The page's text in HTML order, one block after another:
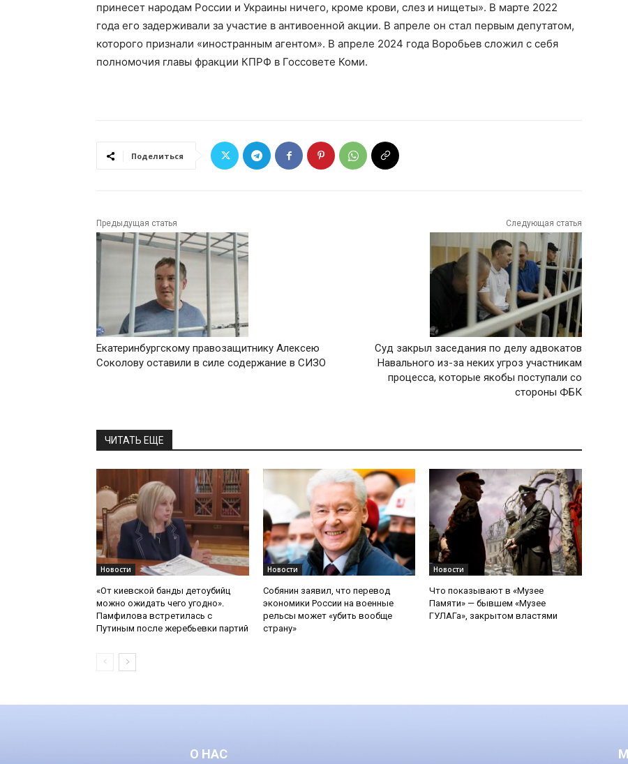
принесет народам России и Украины ничего, кроме крови, слез и нищеты». В марте 2022
года его задерживали за участие в антивоенной акции. В апреле он стал первым депутатом,
которого признали «иностранным агентом». В апреле 2024 года Воробьев сложил с себя
полномочия главы фракции КПРФ в Госсовете Коми.
Поделиться
Предыдущая статья
Екатеринбургскому правозащитнику Алексею
Соколову оставили в силе содержание в СИЗО
Следующая статья
Суд закрыл заседания по делу адвокатов
Навального из-за неких угроз участникам
процесса, которые якобы поступали со
стороны ФБК
ЧИТАТЬ ЕЩЕ
Новости
«От киевской банды детоубийц
можно ожидать чего угодно».
Памфилова встретилась с
Путиным после жеребьевки партий
Новости
Собянин заявил, что перевод
экономики России на военные
рельсы может «убить вообще
страну»
Новости
Что показывают в «Музее
Памяти» — бывшем «Музее
ГУЛАГа», закрытом властями
О НАС